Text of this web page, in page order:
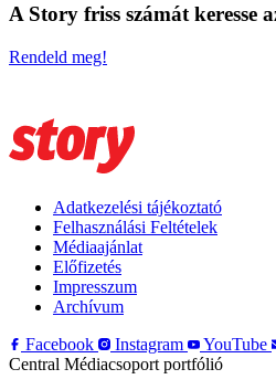
A Story friss számát keresse
Rendeld meg!
Adatkezelési tájékoztató
Felhasználási Feltételek
Médiaajánlat
Előfizetés
Impresszum
Archívum
Facebook
Instagram YouTube
Central Médiacsoport portfólió